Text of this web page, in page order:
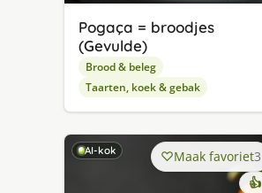
Pogaça = broodjes
(Gevulde)
Brood & beleg
Taarten, koek & gebak
AI-kok Maak favoriet3
👍